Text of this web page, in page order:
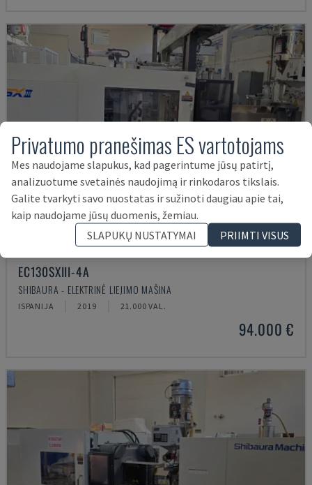
EC130SXIII-4A
SHIBAURA - ELEKTRINĖ LIEJIMO MAŠINA
ISPANIJA 2019 21.000 VAL.
94.000 €
Privatumo pranešimas ES vartotojams
Mes naudojame slapukus, kad pagerintume jūsų patirtį,
analizuotume svetainės naudojimą ir rinkodaros tikslais.
Galite tvarkyti savo nuostatas ir sužinoti daugiau apie tai,
kaip naudojame jūsų duomenis, žemiau.
SLAPUKŲ NUSTATYMAI
PRIIMTI VISUS